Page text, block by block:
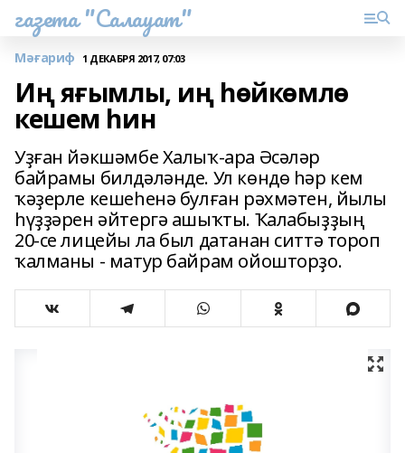
газета "Салауат"
Мәғариф 1 ДЕКАБРЯ 2017, 07:03
Иң яғымлы, иң һөйкөмлө
кешем һин
Уҙған йәкшәмбе Халыҡ-ара Әсәләр
байрамы билдәләнде. Ул көндө һәр кем
ҡәҙерле кешеһенә булған рәхмәтен, йылы
һүҙҙәрен әйтергә ашыҡты. Ҡалабыҙҙың
20-се лицейы ла был датанан ситтә тороп
ҡалманы - матур байрам ойошторҙо.